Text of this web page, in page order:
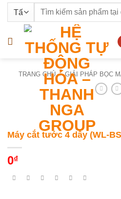
nội
Tìm
TRANG CHỦ / GIẢI PHÁP BỌC
Máy cắt tước 4 dây (WL-
0₫